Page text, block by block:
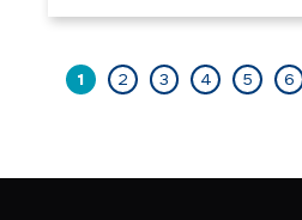
1 2 3 4 5 6